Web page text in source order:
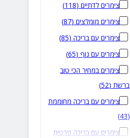
כפר שמאי(
1
)
להבות הבשן(
1
)
מעיין ברוך(
1
)
מחניים(
1
)
משגב עם(
1
)
דלתון(
1
ריחאנייה(
1
)
צימרים לדתיים (
118
)
צימרים מומלצים (
87
)
צימרים עם בריכה (
85
)
צימרים עם נוף (
65
)
צימרים במחיר הכי טוב
ברשת (
52
)
צימרים עם בריכה מחוממת
(
43
)
צימרים עם בריכה פרטית